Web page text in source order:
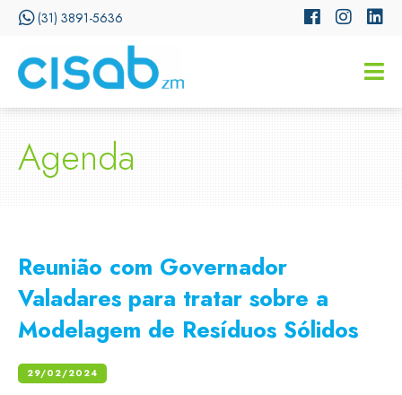
(31) 3891-5636
Agenda
Reunião com Governador
Valadares para tratar sobre a
Modelagem de Resíduos Sólidos
29/02/2024
CISSA
Assistente Virtual do CISAB